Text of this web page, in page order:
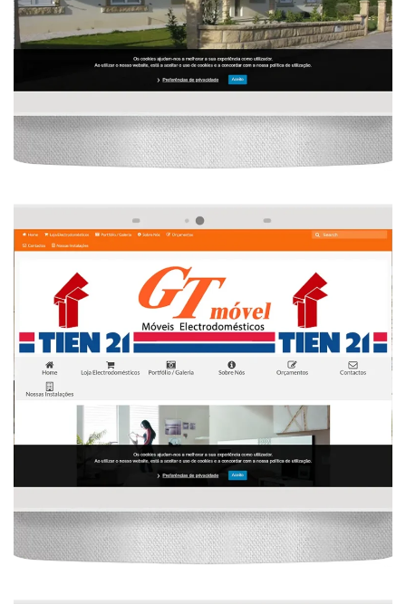
Design Gráfico, Mobiliário , Seo, Website
Desenvolvimento De Website De
Mobiliário